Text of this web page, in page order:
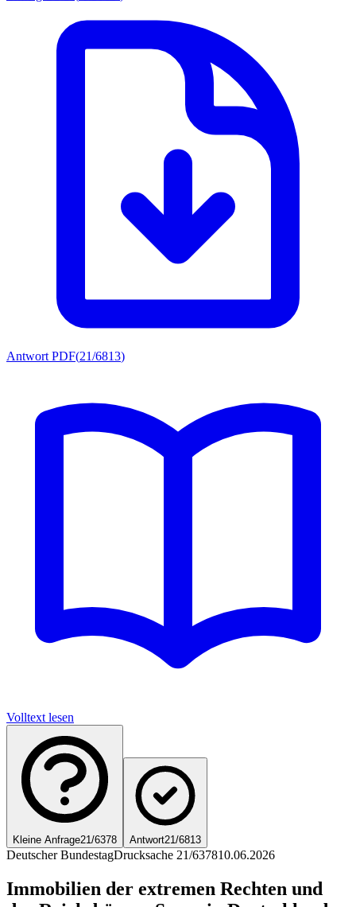
Antwort PDF(21/6813)
Volltext lesen
Kleine Anfrage21/6378 Antwort21/6813
Deutscher BundestagDrucksache 21/637810.06.2026
Immobilien der extremen Rechten und